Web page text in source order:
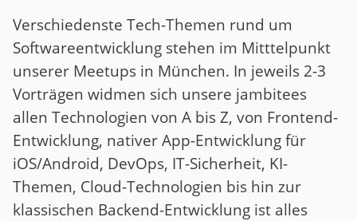
Verschiedenste Tech-Themen rund um
Softwareentwicklung stehen im Mitttelpunkt
unserer Meetups in München. In jeweils 2-3
Vorträgen widmen sich unsere jambitees
allen Technologien von A bis Z, von Frontend-
Entwicklung, nativer App-Entwicklung für
iOS/Android, DevOps, IT-Sicherheit, KI-
Themen, Cloud-Technologien bis hin zur
klassischen Backend-Entwicklung ist alles